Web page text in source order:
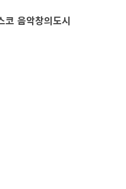
코 음악창의도시